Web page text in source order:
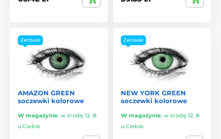
Zerówki
AMAZON GREEN
soczewki kolorowe
W magazynie, w środę 12. 8.
u Ciebie
Zerówki
NEW YORK GREEN
soczewki kolorowe
W magazynie, w środę 12. 8.
u Ciebie